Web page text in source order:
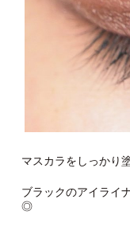
マスカラをしっかり
ブラックのアイライ
◎